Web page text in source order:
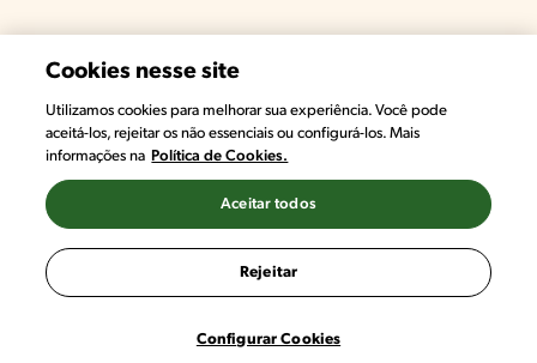
Cookies nesse site
Utilizamos cookies para melhorar sua experiência. Você pode
aceitá-los, rejeitar os não essenciais ou configurá-los. Mais
informações na Política de Cookies.
Configurar Cookies
Rejeitar
Aceitar todos